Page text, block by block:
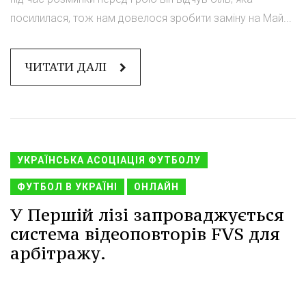
посилилася, тож нам довелося зробити заміну на Май...
ЧИТАТИ ДАЛІ
УКРАЇНСЬКА АСОЦІАЦІЯ ФУТБОЛУ
ФУТБОЛ В УКРАЇНІ ОНЛАЙН
У Першій лізі запроваджується
система відеоповторів FVS для
арбітражу.